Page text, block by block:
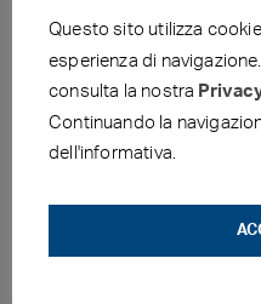
ENTRO UN MASSIMO
MENO OD IN PIÙ .
Le previsioni non
considerazione delle
(greggio, cambio, ecc.).
Questo sito utilizza
esperienza di
consulta la nostra
Continuando la
dell'informativa.